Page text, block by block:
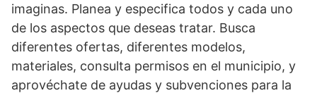
imaginas. Planea y especifica todos y cada uno
de los aspectos que deseas tratar. Busca
diferentes ofertas, diferentes modelos,
materiales, consulta permisos en el municipio, y
aprovéchate de ayudas y subvenciones para la